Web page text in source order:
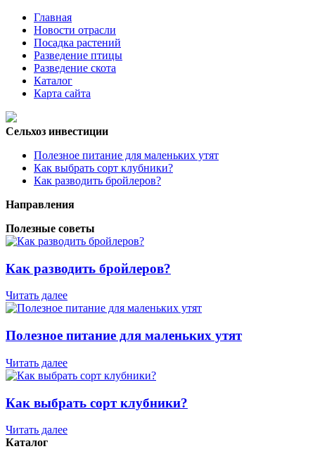
Главная
Новости отрасли
Посадка растений
Разведение птицы
Разведение скота
Каталог
Карта сайта
Сельхоз инвестиции
Полезное питание для маленьких утят
Как выбрать сорт клубники?
Как разводить бройлеров?
Направления
Полезные советы
Как разводить бройлеров?
Читать далее
Полезное питание для маленьких утят
Читать далее
Как выбрать сорт клубники?
Читать далее
Каталог